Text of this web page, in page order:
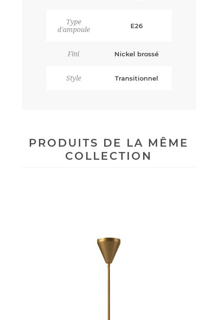
Type
d'ampoule
E26
Fini Nickel brossé
Style Transitionnel
PRODUITS DE LA MÊME
COLLECTION